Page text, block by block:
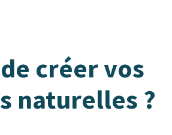
créer vos
naturelles ?